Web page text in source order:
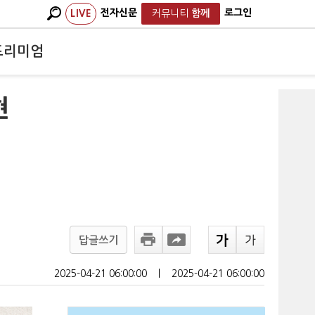
LIVE 전자신문 커뮤니티 함께 로그인
리미엄
답글쓰기
2025-04-21 06:00:00 2025-04-21 06:00:00